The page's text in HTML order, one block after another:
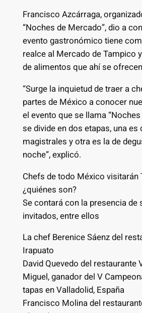
Francisco Azcárraga,
“Noches de Mercado”, dio a
evento gastronómico tiene
realce al Mercado de Tampico
de alimentos que ahí se
“Surge la inquietud de traer a
partes de México a conocer
el evento que se llama
se divide en dos etapas, una es
magistrales y otra es la de
noche”, explicó.
Chefs de todo México visitarán
¿quiénes son?
Se contará con la presencia de
invitados, entre ellos
La chef Berenice Sáenz del
Irapuato
David Quevedo del restaurante
Miguel, ganador del V
tapas en Valladolid, España
Francisco Molina del